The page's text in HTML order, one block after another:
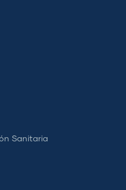
Sanitaria